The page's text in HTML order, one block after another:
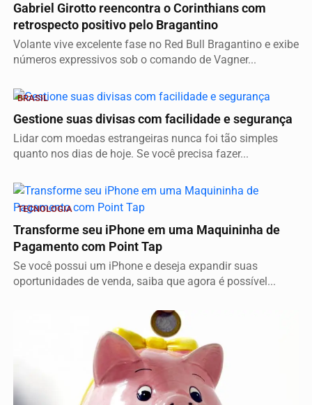
Gabriel Girotto reencontra o Corinthians com
retrospecto positivo pelo Bragantino
Volante vive excelente fase no Red Bull Bragantino e exibe
números expressivos sob o comando de Vagner...
BRASIL
Gestione suas divisas com facilidade e segurança
Lidar com moedas estrangeiras nunca foi tão simples
quanto nos dias de hoje. Se você precisa fazer...
TECNOLOGIA
Transforme seu iPhone em uma Maquininha de
Pagamento com Point Tap
Se você possui um iPhone e deseja expandir suas
oportunidades de venda, saiba que agora é possível...